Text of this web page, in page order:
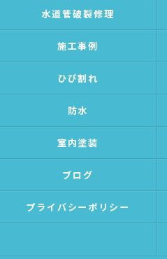
水道管破裂修理
施工事例
ひび割れ
防水
室内塗装
ブログ
プライバシーポリシー